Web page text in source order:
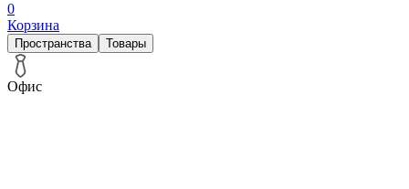
0
Корзина
Пространства Товары
Офис